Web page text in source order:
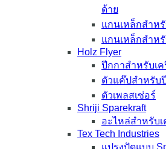
ด้าย
แกนเหล็กสำห
แกนเหล็กสำห
Holz Flyer
ปีกกาสำหรับเ
ตัวแค๊ปสำหรับ
ตัวเพลสเซ่อร์
Shriji Sparekraft
อะไหล่สำหรับ
Tex Tech Industries
แปรงปัดแบบ